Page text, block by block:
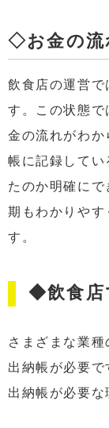
◇お金の流
飲食店の運営で
す。この状態で
金の流れがわか
帳に記録してい
たのか明確に
期もわかりやす
す。
◆飲食店
さまざまな業
出納帳が必要
出納帳が必要な